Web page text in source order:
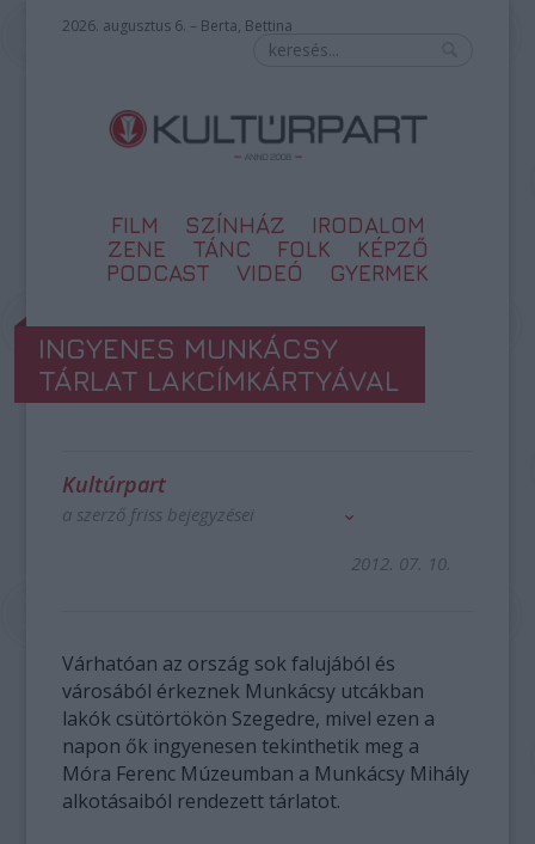
2026. augusztus 6. – Berta, Bettina
FILM SZÍNHÁZ
IRODALOM
ZENE
TÁNC FOLK
KÉPZŐ
PODCAST
VIDEÓ GYERMEK
INGYENES MUNKÁCSY
TÁRLAT LAKCÍMKÁRTYÁVAL
Kultúrpart
a szerző friss bejegyzései
2012. 07. 10.
Várhatóan az ország sok falujából és
városából érkeznek Munkácsy utcákban
lakók csütörtökön Szegedre, mivel ezen a
napon ők ingyenesen tekinthetik meg a
Móra Ferenc Múzeumban a Munkácsy Mihály
alkotásaiból rendezett tárlatot.